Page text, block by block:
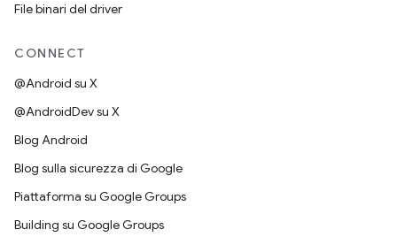
File binari del driver
CONNECT
@Android su X
@AndroidDev su X
Blog Android
Blog sulla sicurezza di Google
Piattaforma su Google Groups
Building su Google Groups